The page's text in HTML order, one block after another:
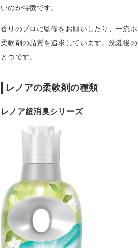
いのが特徴です。
香りのプロに監修をお願いしたり、一流
柔軟剤の品質を追求しています。洗濯後
とつです。
レノアの柔軟剤の種類
レノア超消臭シリーズ